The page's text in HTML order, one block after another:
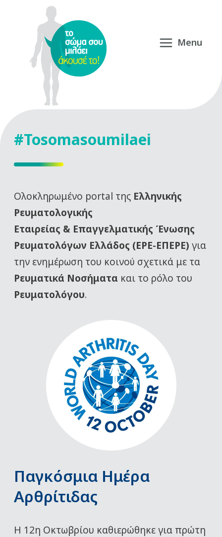
#Tosomasoumilaei
Oλοκληρωμένο portal της Ελληνικής
Ρευματολογικής
Εταιρείας & Επαγγελματικής Ένωσης
Ρευματολόγων Ελλάδος (ΕΡΕ-ΕΠΕΡΕ) για
την ενημέρωση του κοινού σχετικά με τα
Ρευματικά Νοσήματα και το ρόλο του
Ρευματολόγου.
Παγκόσμια Ημέρα
Αρθρίτιδας
Η 12η Οκτωβρίου καθιερώθηκε για πρώτη